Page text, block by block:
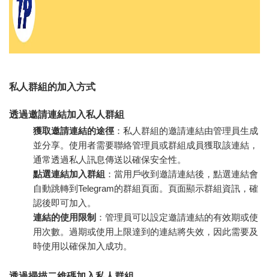
私人群組的加入方式
透過邀請連結加入私人群組
獲取邀請連結的途徑 ：私人群組的邀請連結由管理員生成
並分享。使用者需要聯絡管理員或群組成員獲取該連結，
通常透過私人訊息傳送以確保安全性。
點選連結加入群組 ：當用戶收到邀請連結後，點選連結會
自動跳轉到Telegram的群組頁面。頁面顯示群組資訊，確
認後即可加入。
連結的使用限制 ：管理員可以設定邀請連結的有效期或使
用次數。過期或使用上限達到的連結將失效，因此需要及
時使用以確保加入成功。